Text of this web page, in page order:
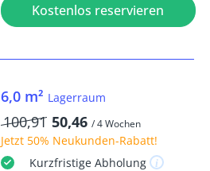
Kostenlos reservieren
6,0 m² Lagerraum
100,91 50,46 / 4 Wochen
Jetzt 50% Neukunden-Rabatt!
KurzfristigeAbholung